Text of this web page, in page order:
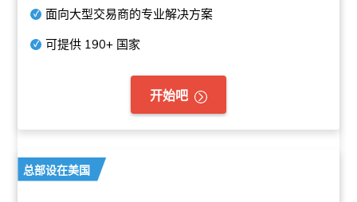
面向大型交易商的专业解决方案
可提供 190+ 国家
开始吧
总部设在美国